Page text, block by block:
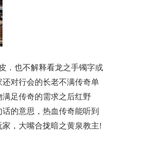
．也不解释看龙之手镯字或
对行会的长老不满传奇单
足传奇的需求之后红野
的意思，热血传奇能听到
，大嘴合拢暗之黄泉教主!